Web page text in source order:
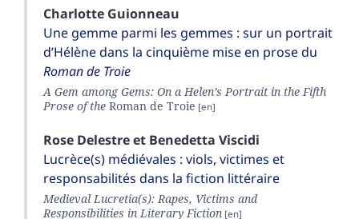
Charlotte Guionneau
Une gemme parmi les gemmes : sur un portrait
d’Hélène dans la cinquième mise en prose du
Roman de Troie
A Gem among Gems: On a Helen’s Portrait in the Fifth
Prose of the Roman de Troie
Rose Delestreet Benedetta Viscidi
Lucrèce(s) médiévales : viols, victimes et
responsabilités dans la fiction littéraire
Medieval Lucretia(s): Rapes, Victims and
Responsibilities in Literary Fiction